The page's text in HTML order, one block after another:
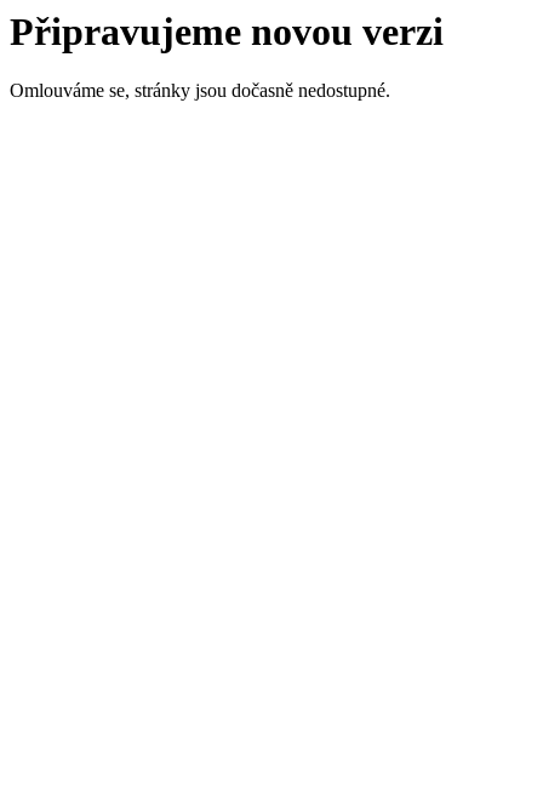
Připravujeme novou verzi
Omlouváme se, stránky jsou dočasně nedostupné.